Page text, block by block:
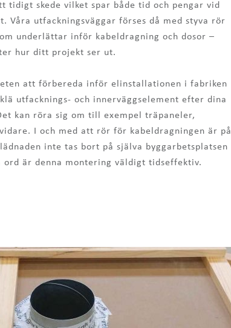
tidigt skede vilket spar både tid och pengar vid
Våra utfackningsväggar förses då med styva rör
underlättar inför kabeldragning och dosor –
hur ditt projekt ser ut.
att förbereda inför elinstallationen i fabriken
utfacknings- och innerväggselement efter dina
kan röra sig om till exempel träpaneler,
I och med att rör för kabeldragningen är på
inte tas bort på själva byggarbetsplatsen
ord är denna montering väldigt tidseffektiv.